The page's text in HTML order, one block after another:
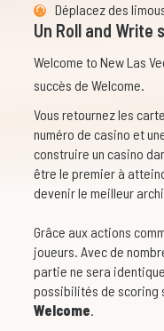
Déplacez des
Un Roll and Write
Welcome to New Las
succès de Welcome.
Vous retournez les
numéro de casino et
construire un casino
être le premier à
devenir le meilleur
Grâce aux actions
joueurs. Avec de
partie ne sera
possibilités de scoring
Welcome.